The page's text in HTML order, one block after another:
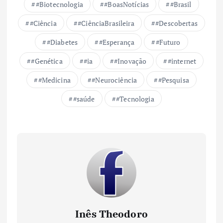
#Biotecnologia #BoasNotícias
#Brasil
#Ciência
#CiênciaBrasileira
#Descobertas
#Diabetes
#Esperança
#Futuro
#Genética
#ia #Inovação
#internet
#Medicina
#Neurociência
#Pesquisa
#saúde
#Tecnologia
Inês Theodoro